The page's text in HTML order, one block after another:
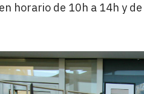
horario de 10h a 14h y